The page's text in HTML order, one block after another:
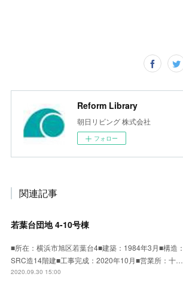
Reform Library
朝日リビング 株式会社
フォロー
関連記事
若葉台団地 4-10号棟
■所在：横浜市旭区若葉台4■建築：1984年3月■構造：
SRC造14階建■工事完成：2020年10月■営業所：十…
2020.09.30 15:00